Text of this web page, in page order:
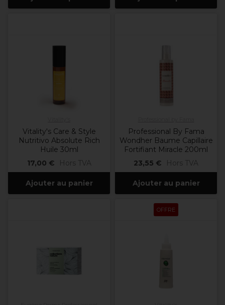
Vitality's Care & Style
Nutritivo Absolute Rich
Huile 30ml
17,00 €
Hors TVA
Ajouter au panier
Professional By Fama
Wondher Baume Capillaire
Fortifiant Miracle 200ml
23,55 €
Hors TVA
Ajouter au panier
OFFRE